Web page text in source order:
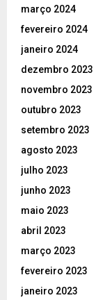
março 2024
fevereiro 2024
janeiro 2024
dezembro 2023
novembro 2023
outubro 2023
setembro 2023
agosto 2023
julho 2023
junho 2023
maio 2023
abril 2023
março 2023
fevereiro 2023
janeiro 2023